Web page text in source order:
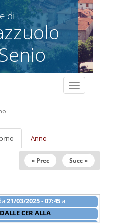
di
Toggle
navigation
(scheda
attiva)
Anno
« Prec Succ »
21/03/2025 - 07:45a
CER ALLA